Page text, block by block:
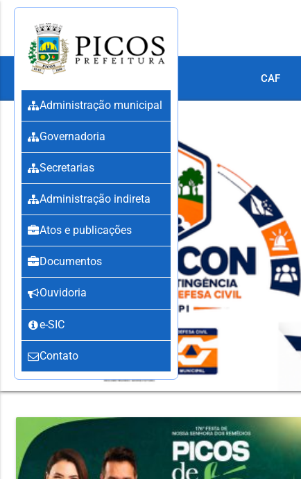
Administração municipal
Governadoria
Secretarias
Administração indireta
Atos e publicações
Documentos
Ouvidoria
e-SIC
Contato
CAF